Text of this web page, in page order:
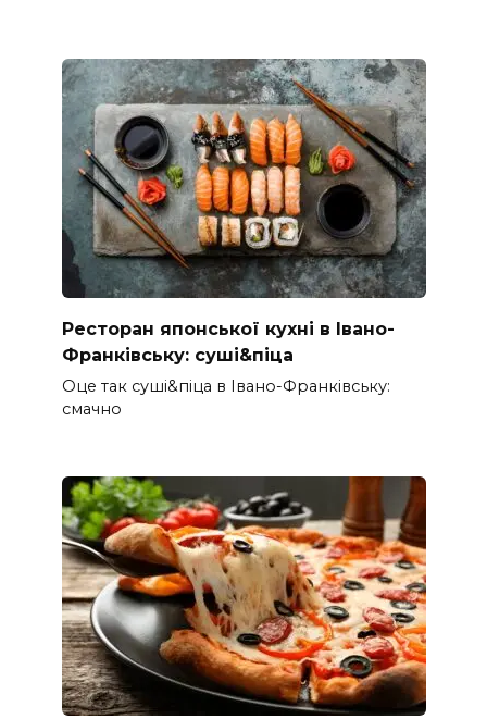
Ресторан японської кухні в Івано-
Франківську: суші&піца
Оце так суші&піца в Івано-Франківську:
смачно